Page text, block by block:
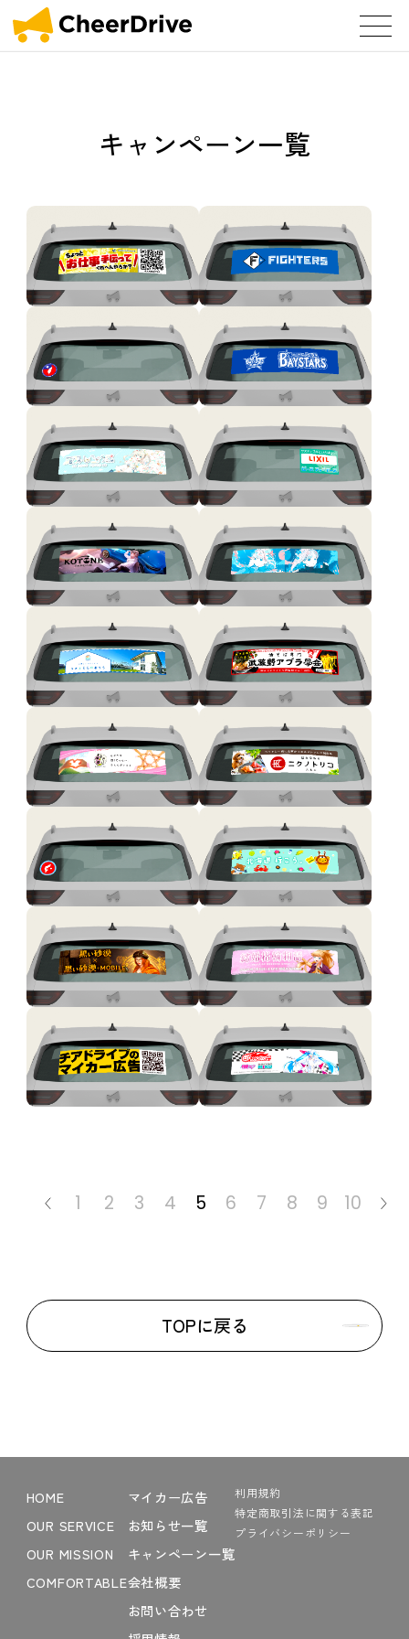
キャンペーン一覧
1 2 3 4 5 6 7 8 9 10
TOPに戻る
HOME
OUR SERVICE
OUR MISSION
COMFORTABLE
マイカー広告
お知らせ一覧
キャンペーン一覧
会社概要
お問い合わせ
利用規約
特定商取引法に関する表記
プライバシーポリシー